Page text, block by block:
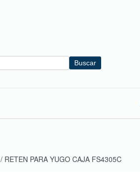
Buscar
/ RETEN PARA YUGO CAJA FS4305C